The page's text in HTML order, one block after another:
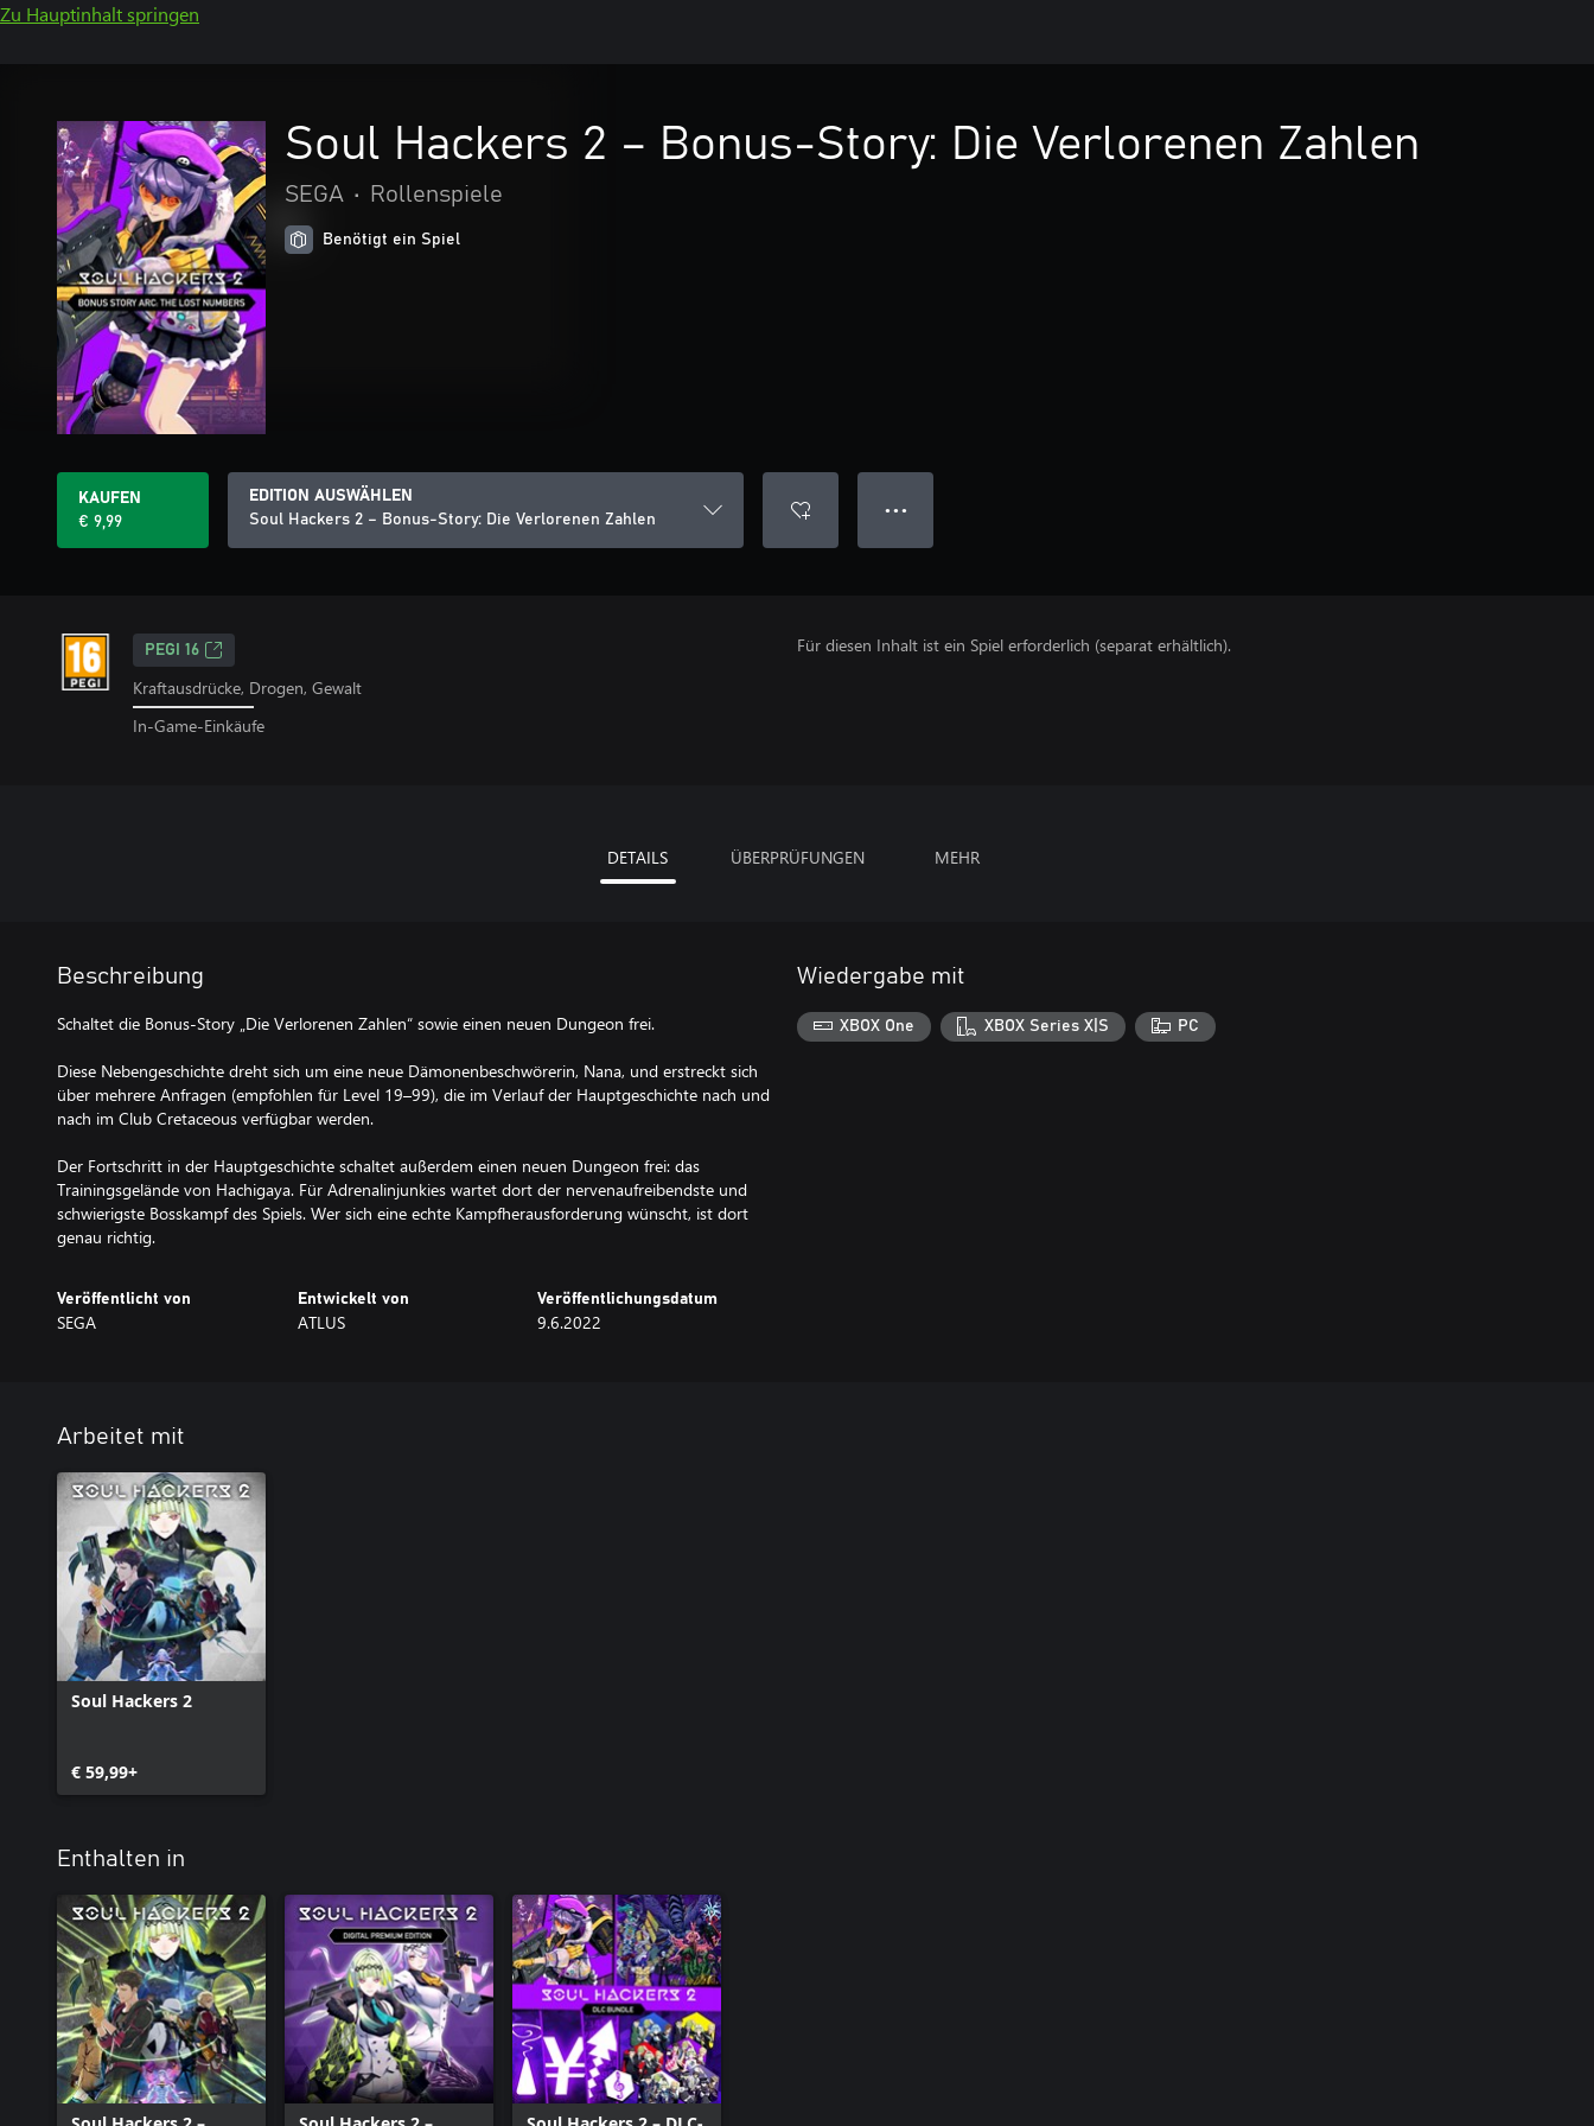
Zu Hauptinhalt springen
Soul Hackers 2 – Bonus-Story: Die Verlorenen Zahlen
SEGA • Rollenspiele
Benötigt ein Spiel
KAUFEN
€ 9,99
EDITION AUSWÄHLEN
Soul Hackers 2 – Bonus-Story: Die Verlorenen Zahlen
● ● ●
PEGI 16
Kraftausdrücke, Drogen, Gewalt
In-Game-Einkäufe
Für diesen Inhalt ist ein Spiel erforderlich (separat erhältlich).
DETAILS ÜBERPRÜFUNGEN MEHR
Beschreibung
Schaltet die Bonus-Story „Die Verlorenen Zahlen“ sowie einen neuen Dungeon frei.
Diese Nebengeschichte dreht sich um eine neue Dämonenbeschwörerin, Nana, und erstreckt sich
über mehrere Anfragen (empfohlen für Level 19–99), die im Verlauf der Hauptgeschichte nach und
nach im Club Cretaceous verfügbar werden.
Der Fortschritt in der Hauptgeschichte schaltet außerdem einen neuen Dungeon frei: das
Trainingsgelände von Hachigaya. Für Adrenalinjunkies wartet dort der nervenaufreibendste und
schwierigste Bosskampf des Spiels. Wer sich eine echte Kampfherausforderung wünscht, ist dort
genau richtig.
Veröffentlicht von
SEGA
Entwickelt von
ATLUS
Veröffentlichungsdatum
9.6.2022
Wiedergabe mit
XBOX One XBOX Series X|S PC
Arbeitet mit
Soul Hackers 2
€ 59,99+
Enthalten in